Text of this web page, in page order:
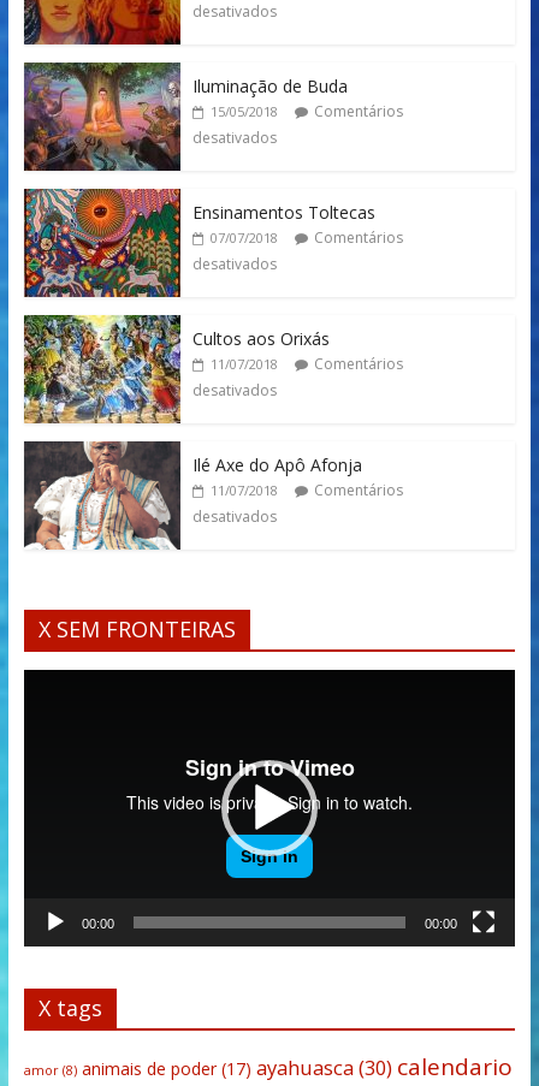
desativados
Iluminação de Buda
15/05/2018
Comentários
desativados
Ensinamentos Toltecas
07/07/2018
Comentários
desativados
Cultos aos Orixás
11/07/2018
Comentários
desativados
Ilé Axe do Apô Afonja
11/07/2018
Comentários
desativados
X SEM FRONTEIRAS
00:00 00:00
X tags
amor(8) animais de poder(17) ayahuasca(30) calendario